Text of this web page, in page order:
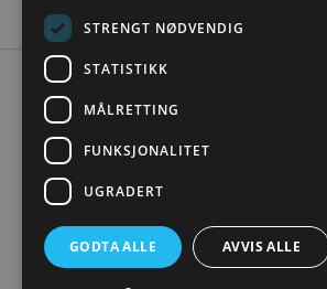
Tilgjengelighetserklæring
Personvern
Kontakt oss
Nettstedskart
STRENGT NØDVENDIG
STATISTIKK
MÅLRETTING
FUNKSJONALITET
UGRADERT
GODTA ALLE AVVIS ALLE